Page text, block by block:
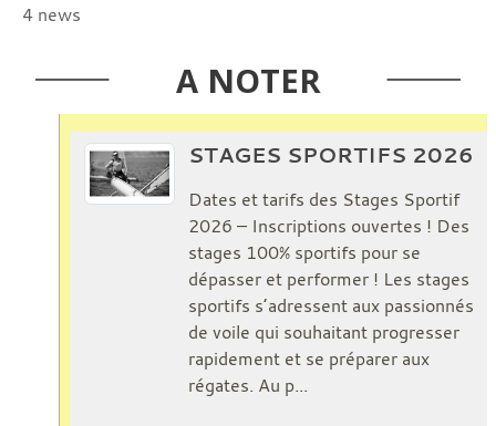
4 news
A NOTER
STAGES SPORTIFS 2026
Dates et tarifs des Stages Sportif
2026 – Inscriptions ouvertes ! Des
stages 100% sportifs pour se
dépasser et performer ! Les stages
sportifs s’adressent aux passionnés
de voile qui souhaitant progresser
rapidement et se préparer aux
régates. Au p...